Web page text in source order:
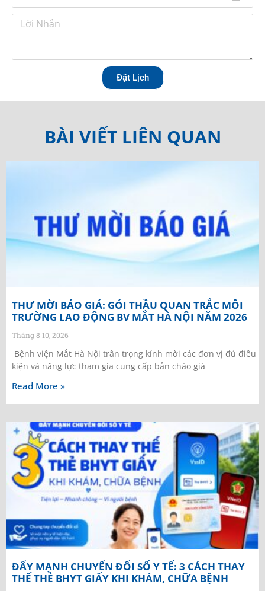
Đặt Lịch
BÀI VIẾT LIÊN QUAN
THƯ MỜI BÁO GIÁ: GÓI THẦU QUAN TRẮC MÔI
TRƯỜNG LAO ĐỘNG BV MẮT HÀ NỘI NĂM 2026
Tháng 8 10, 2026
Bệnh viện Mắt Hà Nội trân trọng kính mời các đơn vị đủ điều
kiện và năng lực tham gia cung cấp bản chào giá
Read More »
ĐẨY MẠNH CHUYỂN ĐỔI SỐ Y TẾ: 3 CÁCH THAY
THẾ THẺ BHYT GIẤY KHI KHÁM, CHỮA BỆNH